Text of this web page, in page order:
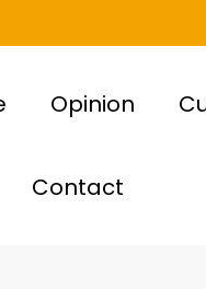
Opinion
Contact